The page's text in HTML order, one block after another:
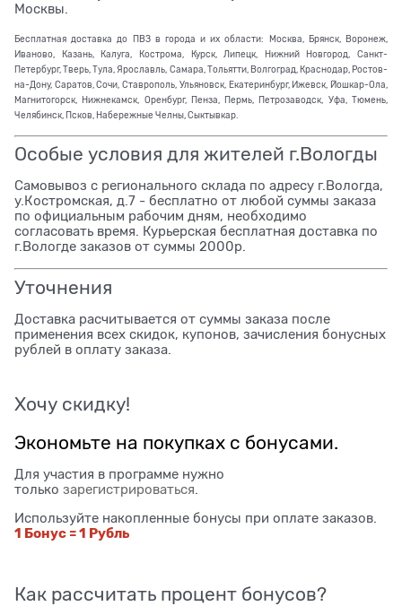
Москвы.
Бесплатная доставка до ПВЗ в города и их области: Москва, Брянск, Воронеж,
Иваново, Казань, Калуга, Кострома, Курск, Липецк, Нижний Новгород, Санкт-
Петербург, Тверь, Тула, Ярославль, Самара, Тольятти, Волгоград, Краснодар, Ростов-
на-Дону, Саратов, Сочи, Ставрополь, Ульяновск, Екатеринбург, Ижевск, Йошкар-Ола,
Магнитогорск, Нижнекамск, Оренбург, Пенза, Пермь, Петрозаводск, Уфа, Тюмень,
Челябинск, Псков, Набережные Челны, Сыктывкар.
Особые условия для жителей г.Вологды
Самовывоз с регионального склада по адресу г.Вологда,
у.Костромская, д.7 - бесплатно от любой суммы заказа
по официальным рабочим дням, необходимо
согласовать время. Курьерская бесплатная доставка по
г.Вологде заказов от суммы 2000р.
Уточнения
Доставка расчитывается от суммы заказа после
применения всех скидок, купонов, зачисления бонусных
рублей в оплату заказа.
Хочу скидку!
Экономьте на покупках с бонусами.
Для участия в программе нужно
только зарегистрироваться
Используйте накопленные бонусы при оплате заказов.
1 Бонус = 1 Рубль
Как рассчитать процент бонусов?